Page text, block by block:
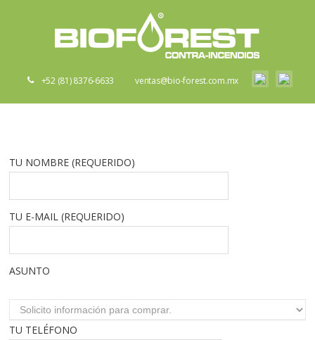
+52 (81) 8376-6633 ventas@bio-forest.com.mx
TU NOMBRE (REQUERIDO)
TU E-MAIL (REQUERIDO)
ASUNTO
TU TELÉFONO